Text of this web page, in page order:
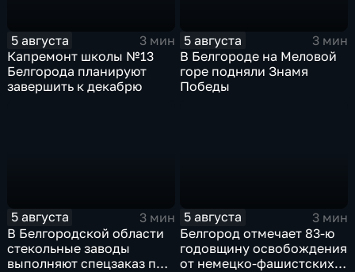
5 августа
3 мин
Капремонт школы №13
Белгорода планируют
завершить к декабрю
5 августа
3 мин
В Белгороде на Меловой
горе подняли Знамя
Победы
5 августа
3 мин
В Белгородской области
стекольные заводы
выполняют спецзаказ по
5 августа
3 мин
Белгород отмечает 83-ю
годовщину освобождения
от немецко-фашистских